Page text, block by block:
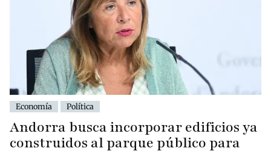
Economía Política
Andorra busca incorporar edificios ya
construidos al parque público para